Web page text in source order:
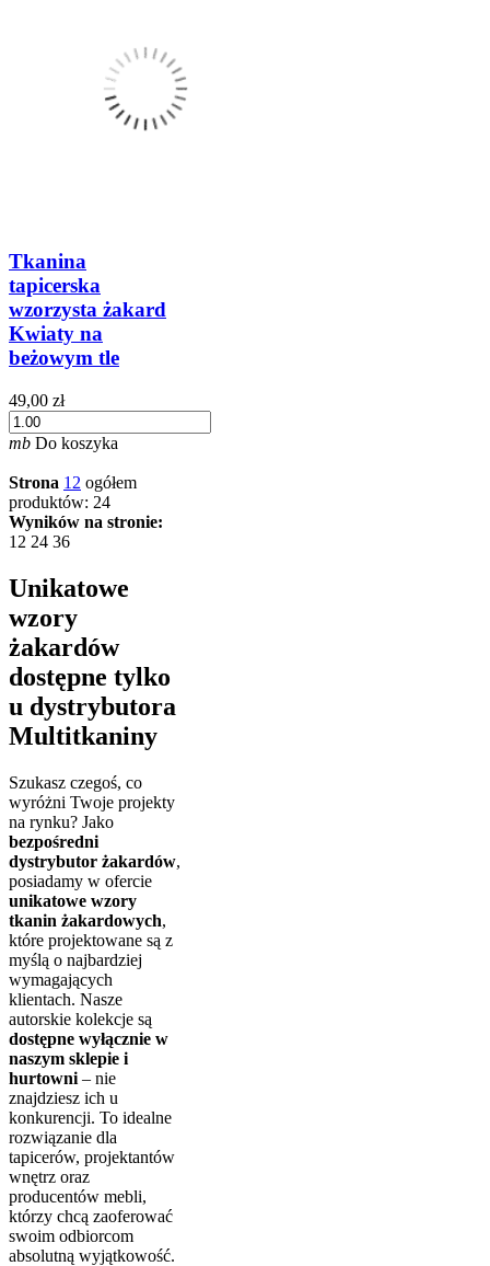
Tkanina
tapicerska
wzorzysta żakard
Kwiaty na
beżowym tle
49,00 zł
mb Do koszyka
Strona 1 2 ogółem
produktów: 24
Wyników na stronie:
12 24 36
Unikatowe
wzory
żakardów
dostępne tylko
u dystrybutora
Multitkaniny
Szukasz czegoś, co
wyróżni Twoje projekty
na rynku? Jako
bezpośredni
dystrybutor żakardów,
posiadamy w ofercie
unikatowe wzory
tkanin żakardowych,
które projektowane są z
myślą o najbardziej
wymagających
klientach. Nasze
autorskie kolekcje są
dostępne wyłącznie w
naszym sklepie i
hurtowni – nie
znajdziesz ich u
konkurencji. To idealne
rozwiązanie dla
tapicerów, projektantów
wnętrz oraz
producentów mebli,
którzy chcą zaoferować
swoim odbiorcom
absolutną wyjątkowość.